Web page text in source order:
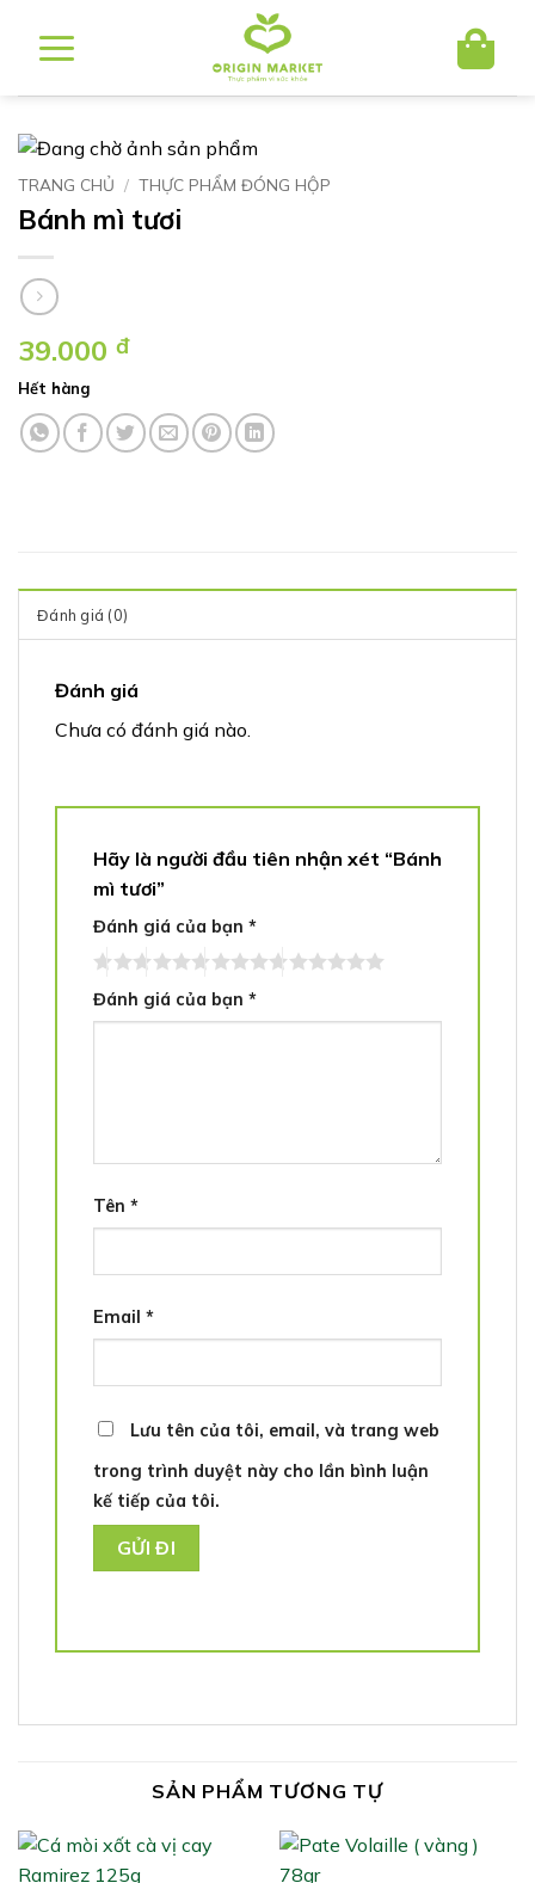
dung
TRANG CHỦ / THỰC PHẨM ĐÓNG HỘP
Bánh mì tươi
39.000 đ
Hết hàng
Đánh giá (0)
Đánh giá
Chưa có đánh giá nào.
Hãy là người đầu tiên nhận xét “Bánh
mì tươi”
Đánh giá của bạn *
Đánh giá của bạn *
Tên *
Email *
Lưu tên của tôi, email, và trang web
trong trình duyệt này cho lần bình luận
kế tiếp của tôi.
SẢN PHẨM TƯƠNG TỰ